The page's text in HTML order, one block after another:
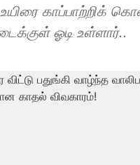
காப்பாற்றிக்
ஓடி உள்ளார்..